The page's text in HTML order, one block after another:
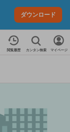
ダウンロード
閲覧履歴 カンタン検索 マイページ